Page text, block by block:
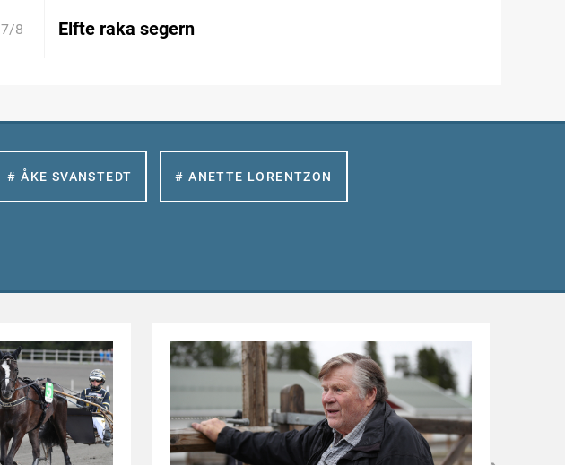
7/8 Elfte raka segern
# ÅKE SVANSTEDT # ANETTE LORENTZON